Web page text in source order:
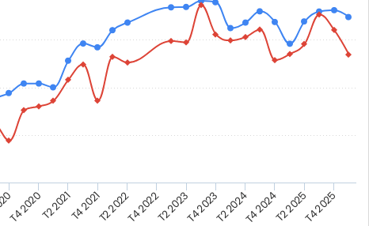
T4 2020T2 2021T4 2021T2 2022T4 2022T2 2023T4 2023T2 2024T4 2024T2 2025T4 2025